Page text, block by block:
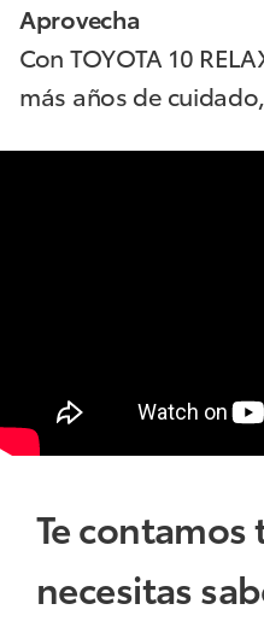
Aprovecha
Con TOYOTA 10
más años de
Te
necesitas